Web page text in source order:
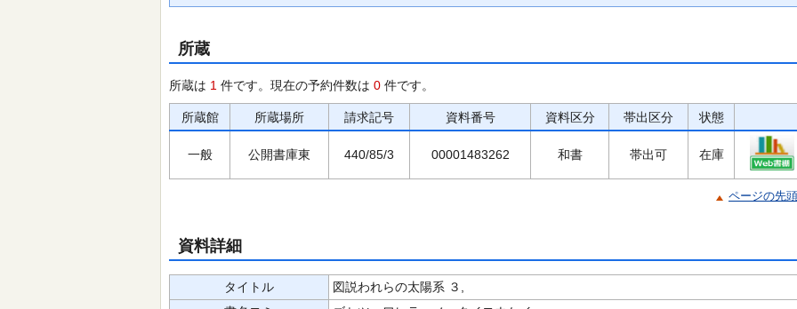
所蔵
所蔵は 1 件です。現在の予約件数は 0 件です。
所蔵館 所蔵場所 請求記号 資料番号 資料区分 帯出区分 状態
一般 公開書庫東 440/85/3 00001483262 和書 帯出可 在庫
ページの先
資料詳細
タイトル
図説われらの太陽系 ３,